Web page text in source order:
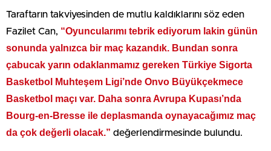
Taraftarın takviyesinden de mutlu kaldıklarını söz eden
Fazilet Can, “Oyuncularımı tebrik ediyorum lakin günün
sonunda yalnızca bir maç kazandık. Bundan sonra
çabucak yarın odaklanmamız gereken Türkiye Sigorta
Basketbol Muhteşem Ligi’nde Onvo Büyükçekmece
Basketbol maçı var. Daha sonra Avrupa Kupası’nda
Bourg-en-Bresse ile deplasmanda oynayacağımız maç
da çok değerli olacak.” değerlendirmesinde bulundu.